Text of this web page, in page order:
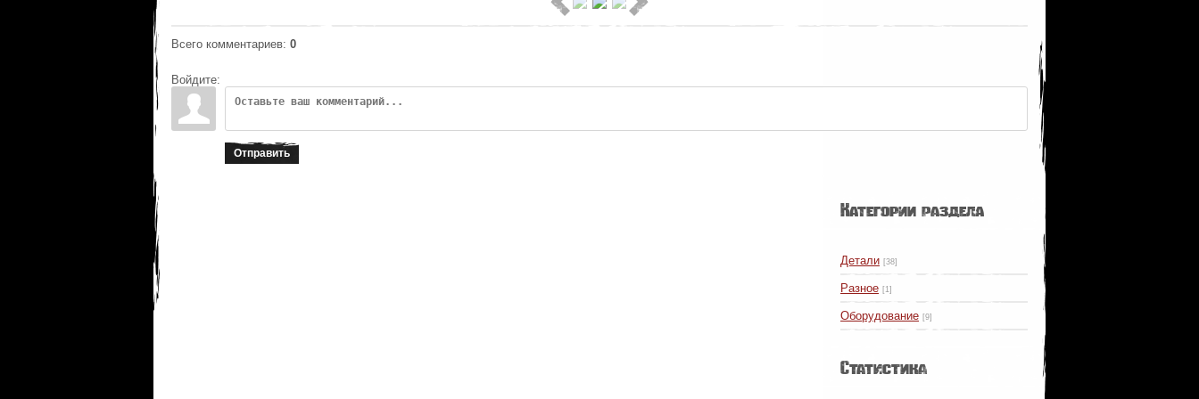
Всего комментариев: 0
Войдите:
Отправить
Категории раздела
Детали [38]
Разное [1]
Оборудование [9]
Статистика